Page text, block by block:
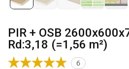
PIR + OSB
Rd:3,18 (=1,56 m²)
6